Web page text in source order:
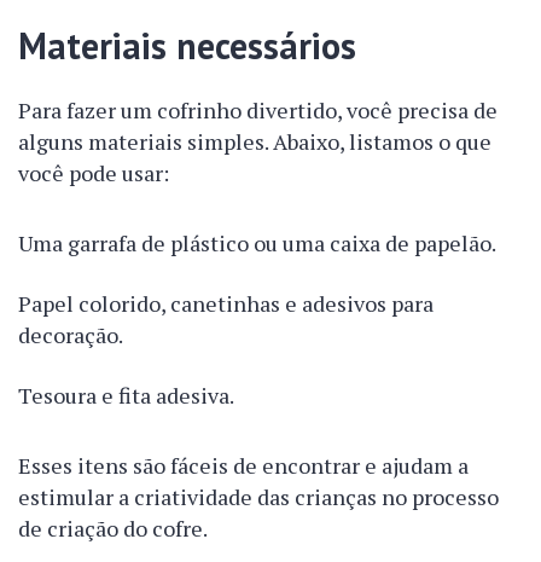
Materiais necessários
Para fazer um cofrinho divertido, você precisa de
alguns materiais simples. Abaixo, listamos o que
você pode usar:
Uma garrafa de plástico ou uma caixa de papelão.
Papel colorido, canetinhas e adesivos para
decoração.
Tesoura e fita adesiva.
Esses itens são fáceis de encontrar e ajudam a
estimular a criatividade das crianças no processo
de criação do cofre.